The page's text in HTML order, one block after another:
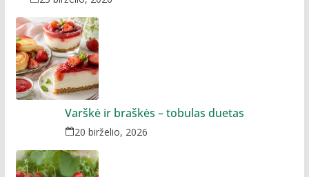
Varškė ir braškės – tobulas duetas
20 birželio, 2026